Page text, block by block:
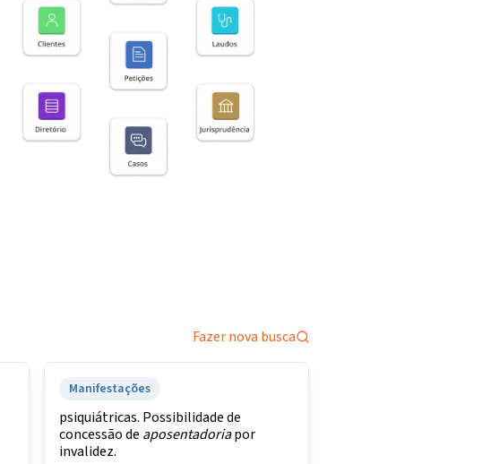
Fazer nova busca
Manifestações
psiquiátricas. Possibilidade de
concessão de aposentadoriapor
invalidez.